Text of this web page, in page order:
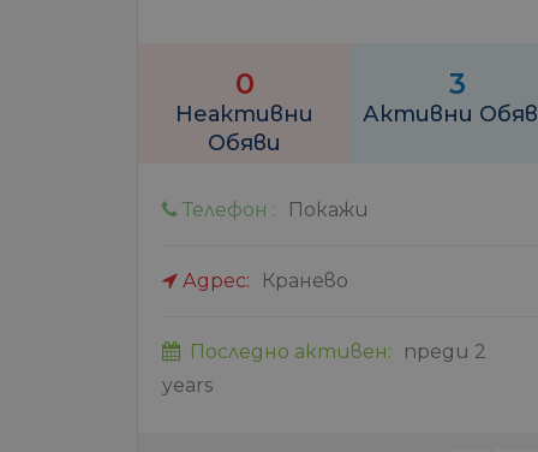
0
Неактивни
Обяви
3
Активни
Телефон : Покажи
Адрес: Кранево
Последно активен:
преди 2
years